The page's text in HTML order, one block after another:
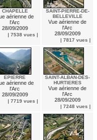
CHAPELLE
aérienne de
l'Arc
28/09/2009
| 7538 vues |
SAINT-PIERRE-DE-
BELLEVILLE
Vue aérienne de
l'Arc
28/09/2009
| 7817 vues |
EPIERRE
aérienne de
l'Arc
28/09/2009
| 7719 vues |
SAINT-ALBAN-DES-
HURTIERES
Vue aérienne de
l'Arc
28/09/2009
| 7248 vues |